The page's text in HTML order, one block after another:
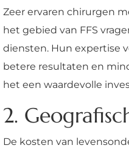
Zeer ervaren chirurgen
het gebied van FFS
diensten. Hun expertise
betere resultaten en
het een waardevolle
2.
De kosten van